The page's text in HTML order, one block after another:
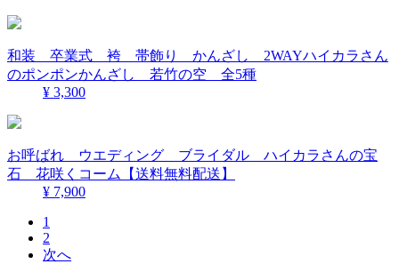
和装 卒業式 袴 帯飾り かんざし 2WAYハイカラさん
のポンポンかんざし 若竹の空 全5種
¥ 3,300
お呼ばれ ウエディング ブライダル ハイカラさんの宝
石 花咲くコーム【送料無料配送】
¥ 7,900
1
2
次へ